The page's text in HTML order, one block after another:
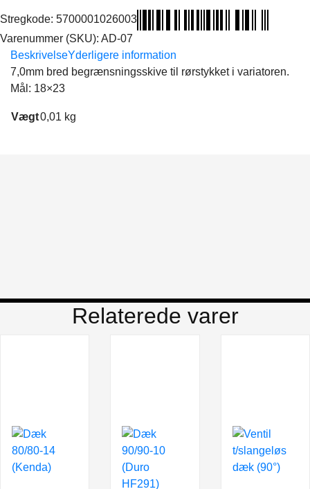
Stregkode: 5700001026003
Varenummer (SKU): AD-07
BeskrivelseYderligere information
7,0mm bred begrænsningsskive til rørstykket i variatoren.
Mål: 18×23
Vægt0,01 kg
Relaterede varer